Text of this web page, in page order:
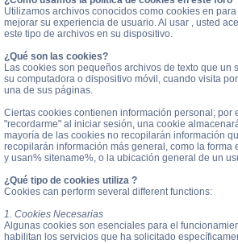
Utilizamos archivos conocidos como cookies en
mejorar su experiencia de usuario. Al usar , usted
este tipo de archivos en su dispositivo.
¿Qué son las cookies?
Las cookies son pequeños archivos de texto que un
su computadora o dispositivo móvil, cuando visita
una de sus páginas.
Ciertas cookies contienen información personal; por
"recordarme" al iniciar sesión, una cookie
mayoría de las cookies no recopilarán información
recopilarán información más general, como la forma
y usan% sitename%, o la ubicación general de un
¿Qué tipo de cookies utiliza ?
Cookies can perform several different functions:
1. Cookies Necesarias
Algunas cookies son esenciales para el
habilitan los servicios que ha solicitado